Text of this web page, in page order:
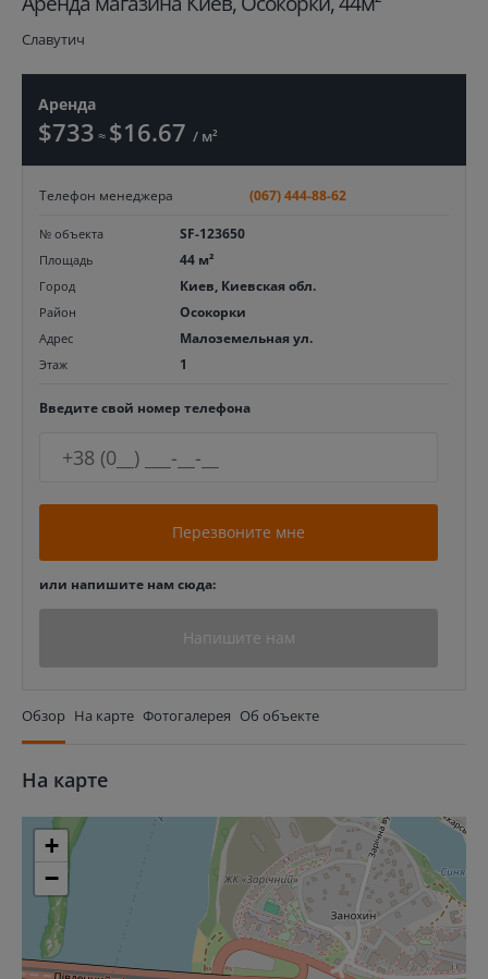
Славутич
Аренда
$733 ≈ $16.67 / м²
Телефон менеджера (067) 444-88-62
№ объекта SF-123650
Площадь 44 м²
Город Киев, Киевская обл.
Район Осокорки
Адрес Малоземельная ул.
Этаж 1
Введите свой номер телефона
Перезвоните мне
или напишите нам сюда:
Напишите нам
Обзор На карте Фотогалерея Об объекте
На карте
+
−